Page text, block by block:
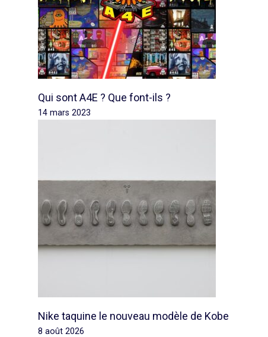
Qui sont A4E ? Que font-ils ?
14 mars 2023
Nike taquine le nouveau modèle de Kobe
8 août 2026